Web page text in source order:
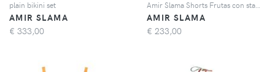
plain bikini set
AMIR SLAMA
€ 333,00
AMIR SLAMA
€ 233,00